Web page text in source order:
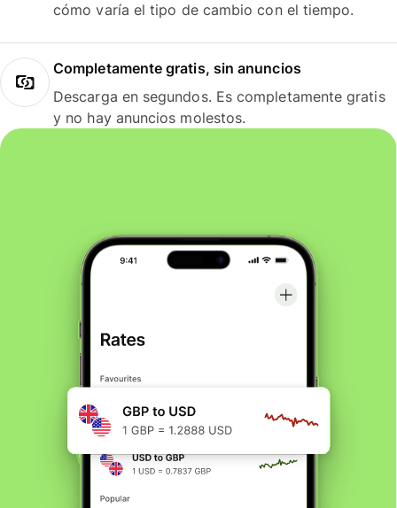
cómo varía el tipo de cambio con el tiempo.
Completamente gratis, sin anuncios
Descarga en segundos. Es completamente gratis
y no hay anuncios molestos.